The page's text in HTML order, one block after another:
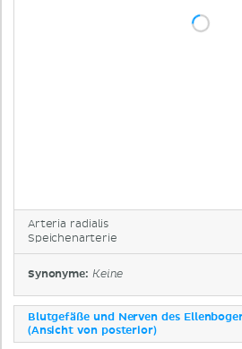
Arteria radialis
Speichenarterie
Synonyme: Keine
Blutgefäße und Nerven des
(Ansicht von posterior)